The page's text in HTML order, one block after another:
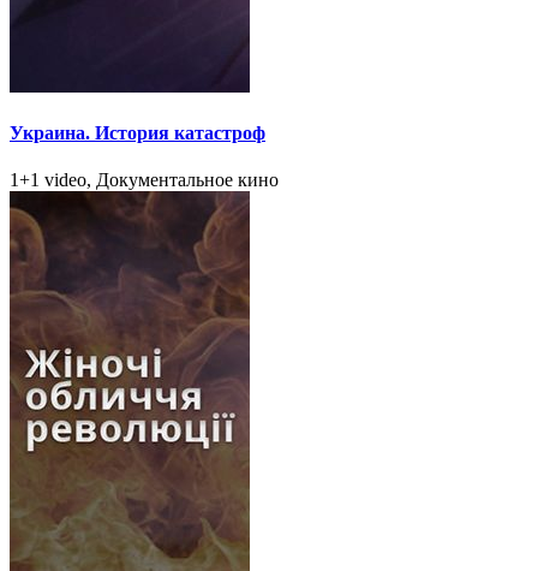
Украина. История катастроф
1+1 video, Документальное кино